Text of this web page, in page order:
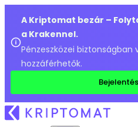
A Kriptomat bezár –
a Krakennel.
Pénzeszközei
hozzáférhetők.